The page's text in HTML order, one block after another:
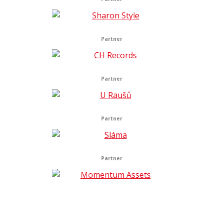
Partner
Partner
Partner
Partner